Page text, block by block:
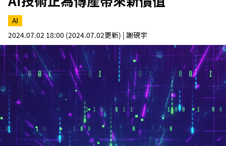
AI
2024.07.02 18:00 (2024.07.02更新) | 謝硯宇